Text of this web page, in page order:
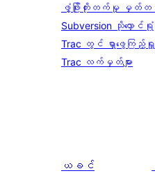
ဖွံ့ဖြိုးတိုးတက်မှု မှတ်တ
Subversion သိုလှောင်ရုံ
Trac တွင် ရှာဖွေကြ
Trac လက်မှတ်များ
ယခင်